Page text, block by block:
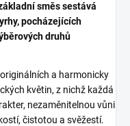
směs sestává
pocházejících
druhů
a harmonicky
květin, z nichž každá
nezaměnitelnou vůni
čistotou a svěžestí.